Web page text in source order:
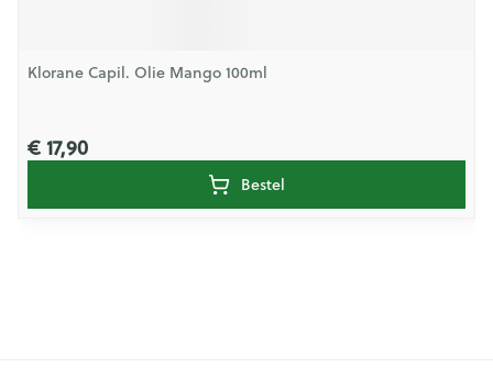
Klorane Capil. Olie Mango 100ml
€ 17,90
Bestel